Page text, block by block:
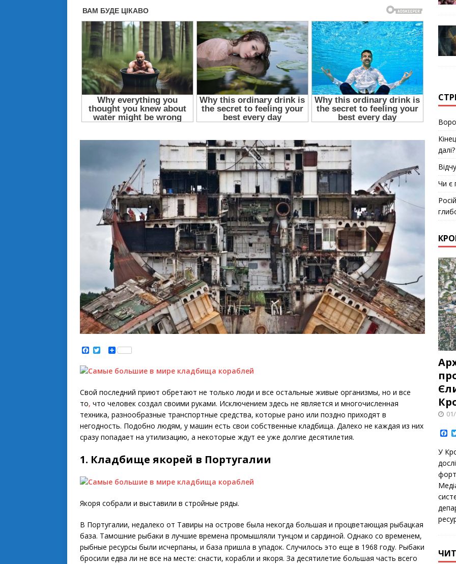
a
e
o
k
t
r
S
h
r
Свой последний приют обретают не только люди и все остальные живые организмы, но и все
то, что человек создал своими руками. Исключением здесь не является и многочисленная
техника, разнообразные транспортные средства, которые рано или поздно приходят в
негодность. Подобно людям, у машин есть свои собственные кладбища. Далеко не каждая из них
сразу попадает на утилизацию, а некоторые ждут ее уже долгие десятилетия.
1. Кладбище якорей в Португалии
Якоря собрали и выставили в стройные ряды.
В Португалии, недалеко от Тавиры на острове была некогда большая и процветающая рыбацкая
база. Тамошние рыбаки в лучшие времена промышляли тунцом и сардиной. Однако со временем,
рыбные ресурсы были исчерпаны, и база пришла в упадок. Случилось это еще в 1968 году. Рыбаки
бросили едва ли не все на месте: снасти, корабли и якоря. За десятилетие большая часть всего
далі?
Чи є
F
a
c
e
b
o
o
k
У